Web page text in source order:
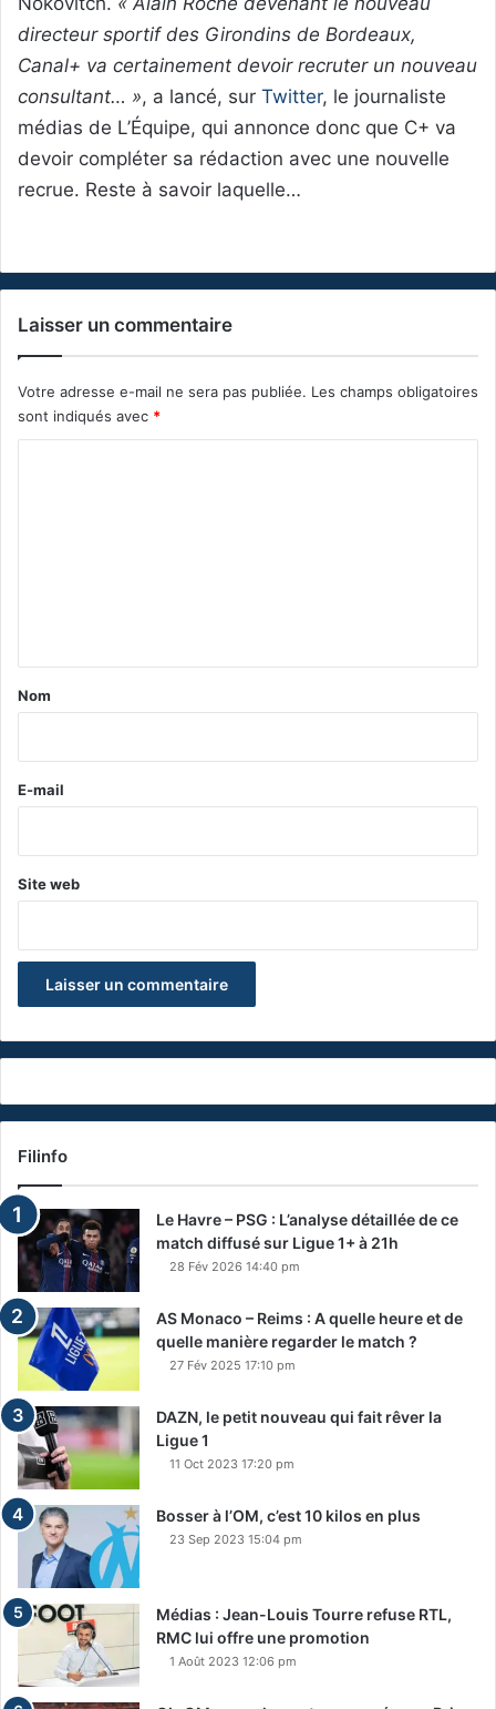
directeur sportif des Girondins de Bordeaux,
Canal+ va certainement devoir recruter un nouveau
consultant… », a lancé, sur Twitter, le journaliste
médias de L’Équipe, qui annonce donc que C+ va
devoir compléter sa rédaction avec une nouvelle
recrue. Reste à savoir laquelle…
Laisser un commentaire
Votre adresse e-mail ne sera pas publiée. Les champs obligatoires
sont indiqués avec *
a
e
Nom
E-mail
Site web
Filinfo
Le Havre – PSG : L’analyse détaillée de ce
match diffusé sur Ligue 1+ à 21h
28 Fév 2026 14:40 pm
AS Monaco – Reims : A quelle heure et de
quelle manière regarder le match ?
27 Fév 2025 17:10 pm
DAZN, le petit nouveau qui fait rêver la
Ligue 1
11 Oct 2023 17:20 pm
Bosser à l’OM, c’est 10 kilos en plus
23 Sep 2023 15:04 pm
Médias : Jean-Louis Tourre refuse RTL,
RMC lui offre une promotion
1 Août 2023 12:06 pm